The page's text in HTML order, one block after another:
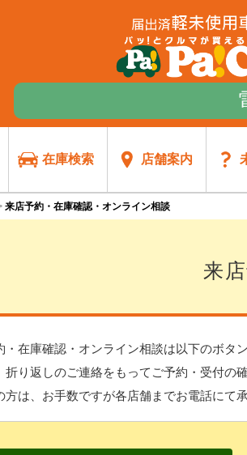
在庫検索 店舗案内
来店予約・在庫確認・オンライン相談
来
・在庫確認・オンライン相談は以下のボタ
折り返しのご連絡をもって ご予約・受付の
は、 お手数ですが各店舗までお電話にて承